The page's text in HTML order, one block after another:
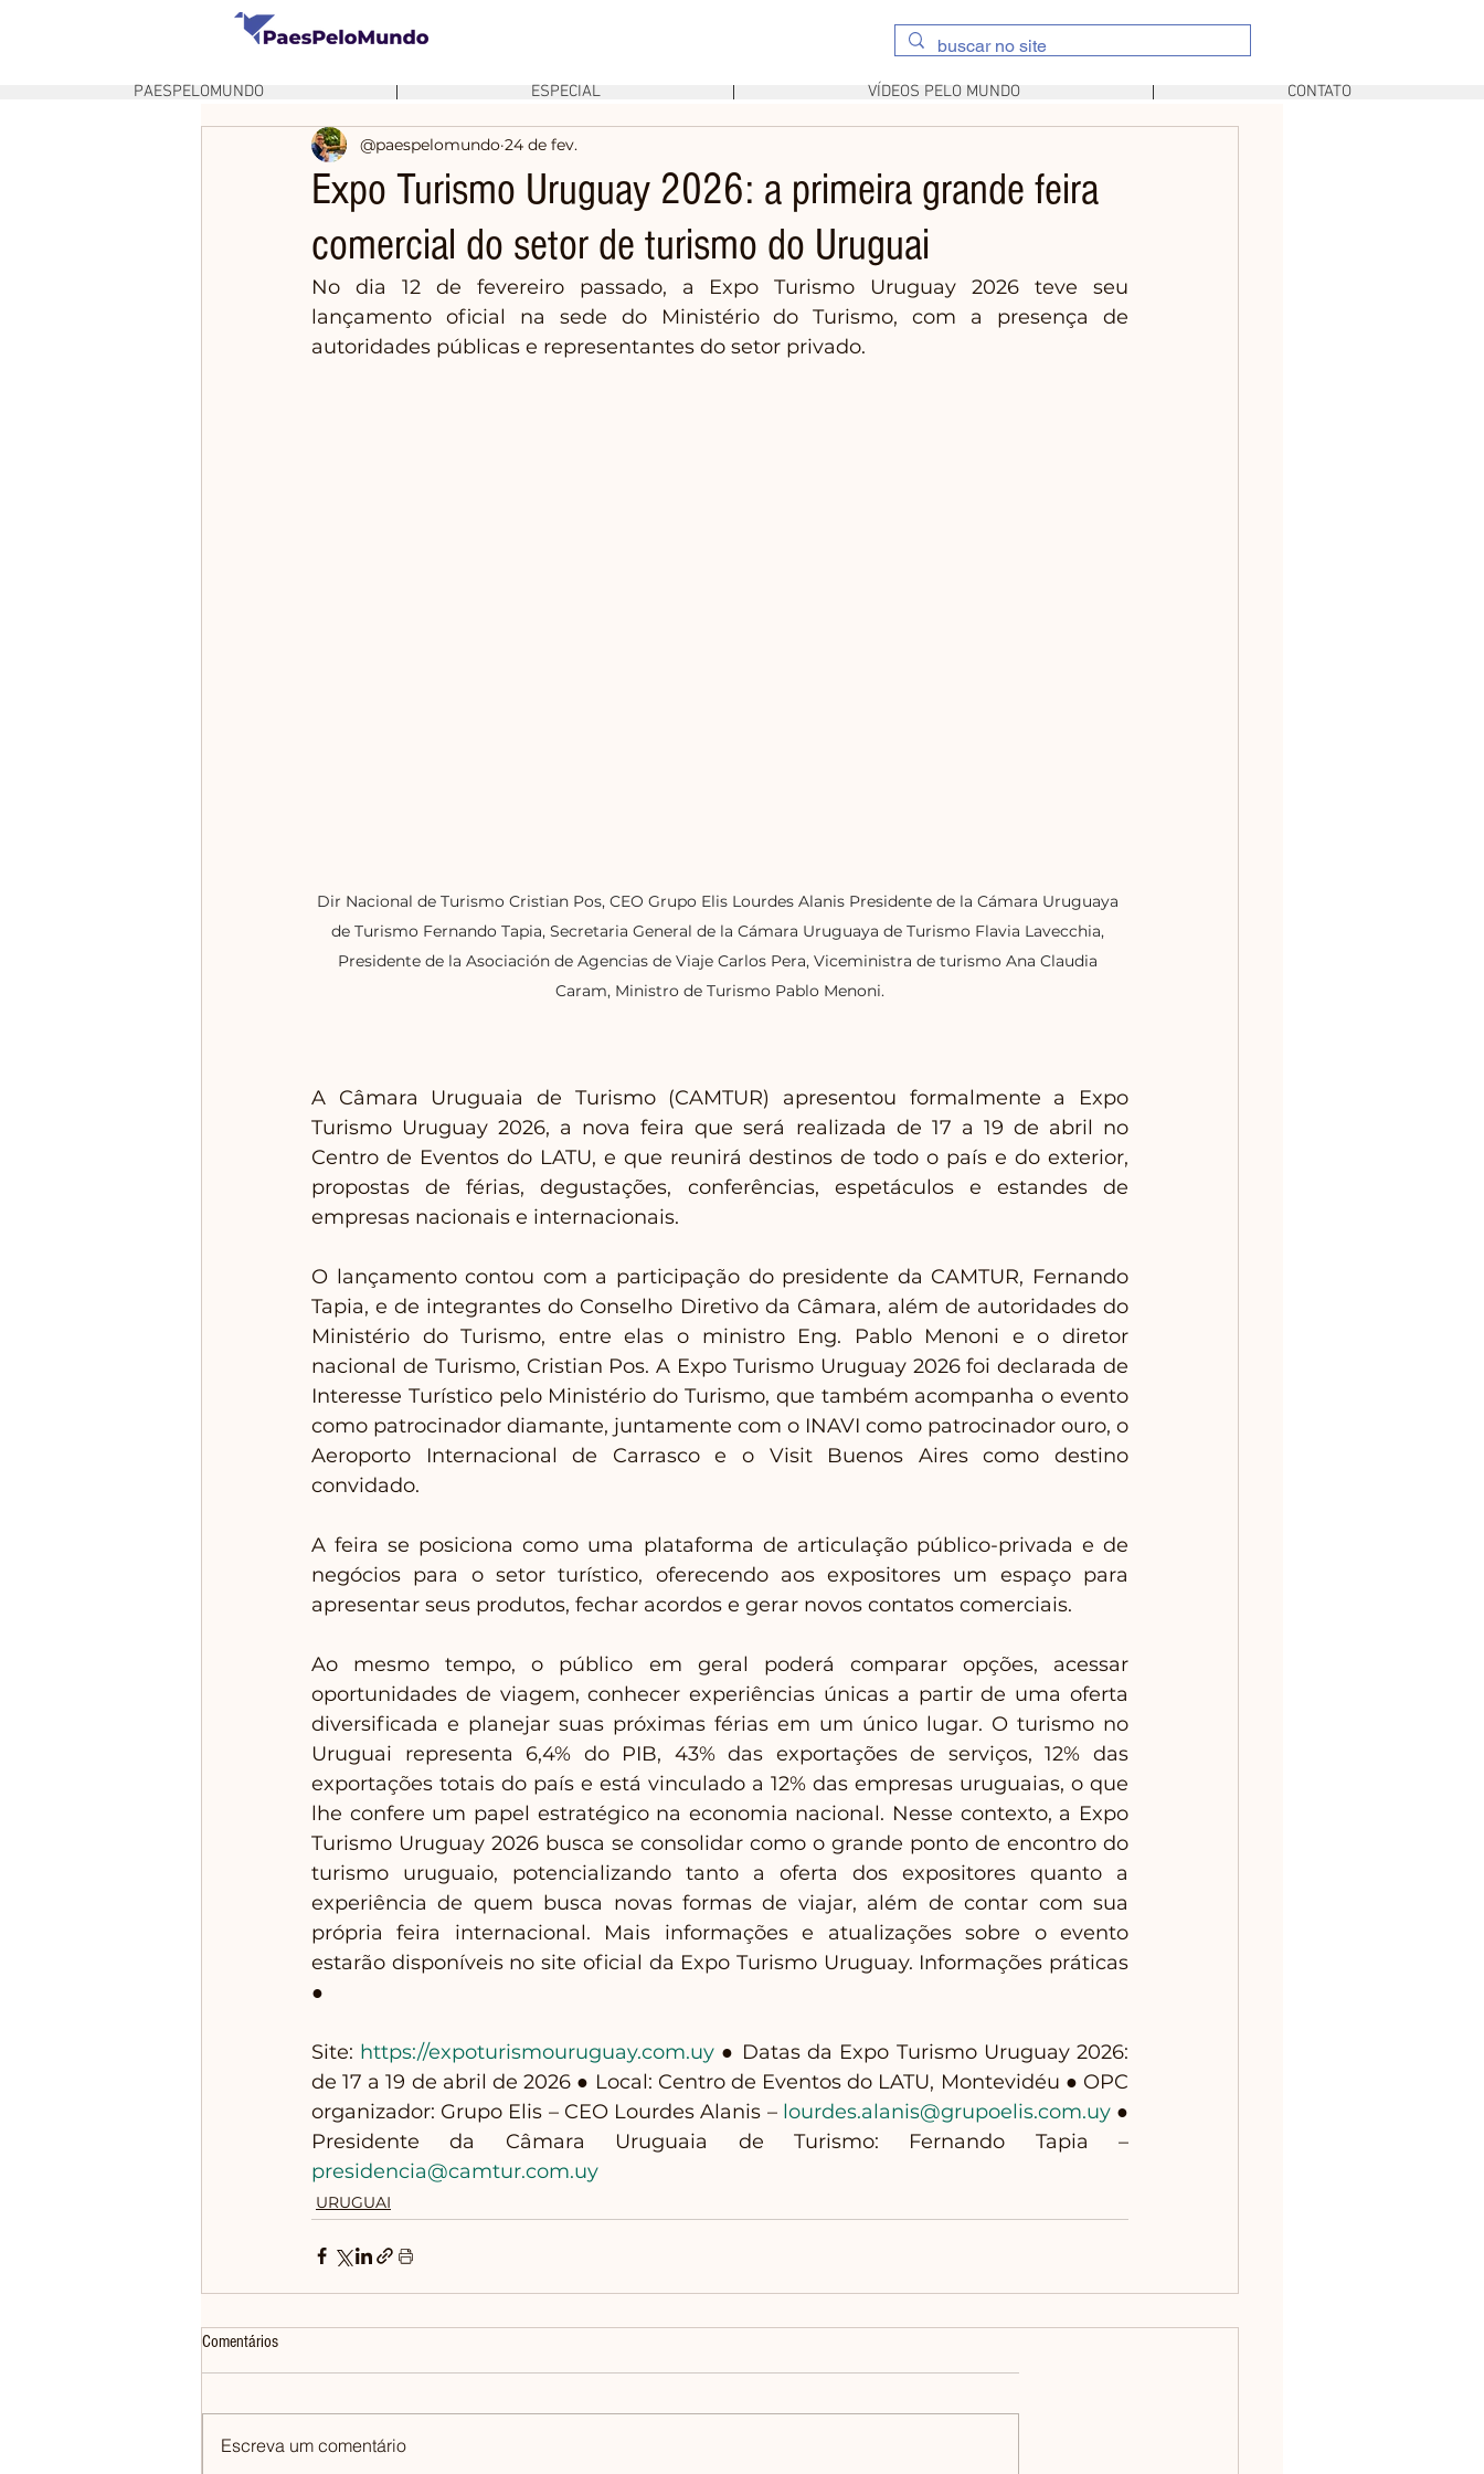
PAESPELOMUNDO ESPECIAL VÍDEOS PELO MUNDO CONTATO
Expo Turismo Uruguay 2026: a primeira grande feira
comercial do setor de turismo do Uruguai
@paespelomundo 24 de fev.
No dia 12 de fevereiro passado, a Expo Turismo Uruguay 2026 teve seu
lançamento oficial na sede do Ministério do Turismo, com a presença de
autoridades públicas e representantes do setor privado.
Dir Nacional de Turismo Cristian Pos, CEO Grupo Elis Lourdes Alanis Presidente de la Cámara Uruguaya
de Turismo Fernando Tapia, Secretaria General de la Cámara Uruguaya de Turismo Flavia Lavecchia,
Presidente de la Asociación de Agencias de Viaje Carlos Pera, Viceministra de turismo Ana Claudia
Caram, Ministro de Turismo Pablo Menoni.
A Câmara Uruguaia de Turismo (CAMTUR) apresentou formalmente a Expo
Turismo Uruguay 2026, a nova feira que será realizada de 17 a 19 de abril no
Centro de Eventos do LATU, e que reunirá destinos de todo o país e do exterior,
propostas de férias, degustações, conferências, espetáculos e estandes de
empresas nacionais e internacionais.
O lançamento contou com a participação do presidente da CAMTUR, Fernando
Tapia, e de integrantes do Conselho Diretivo da Câmara, além de autoridades do
Ministério do Turismo, entre elas o ministro Eng. Pablo Menoni e o diretor
nacional de Turismo, Cristian Pos. A Expo Turismo Uruguay 2026 foi declarada de
Interesse Turístico pelo Ministério do Turismo, que também acompanha o evento
como patrocinador diamante, juntamente com o INAVI como patrocinador ouro, o
Aeroporto Internacional de Carrasco e o Visit Buenos Aires como destino
convidado.
A feira se posiciona como uma plataforma de articulação público-privada e de
negócios para o setor turístico, oferecendo aos expositores um espaço para
apresentar seus produtos, fechar acordos e gerar novos contatos comerciais.
Ao mesmo tempo, o público em geral poderá comparar opções, acessar
oportunidades de viagem, conhecer experiências únicas a partir de uma oferta
diversificada e planejar suas próximas férias em um único lugar. O turismo no
Uruguai representa 6,4% do PIB, 43% das exportações de serviços, 12% das
exportações totais do país e está vinculado a 12% das empresas uruguaias, o que
lhe confere um papel estratégico na economia nacional. Nesse contexto, a Expo
Turismo Uruguay 2026 busca se consolidar como o grande ponto de encontro do
turismo uruguaio, potencializando tanto a oferta dos expositores quanto a
experiência de quem busca novas formas de viajar, além de contar com sua
própria feira internacional. Mais informações e atualizações sobre o evento
estarão disponíveis no site oficial da Expo Turismo Uruguay. Informações práticas
●
Site: https://expoturismouruguay.com.uy ● Datas da Expo Turismo Uruguay 2026:
de 17 a 19 de abril de 2026 ● Local: Centro de Eventos do LATU, Montevidéu ● OPC
organizador: Grupo Elis – CEO Lourdes Alanis – lourdes.alanis@grupoelis.com.uy ●
presidencia@camtur.com.uy
URUGUAI
Comentários
Escreva um comentário